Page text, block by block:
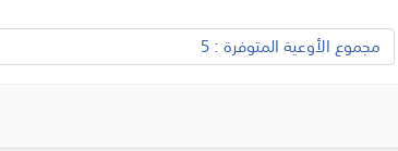
مجموع الأوعية المتوفرة : 5